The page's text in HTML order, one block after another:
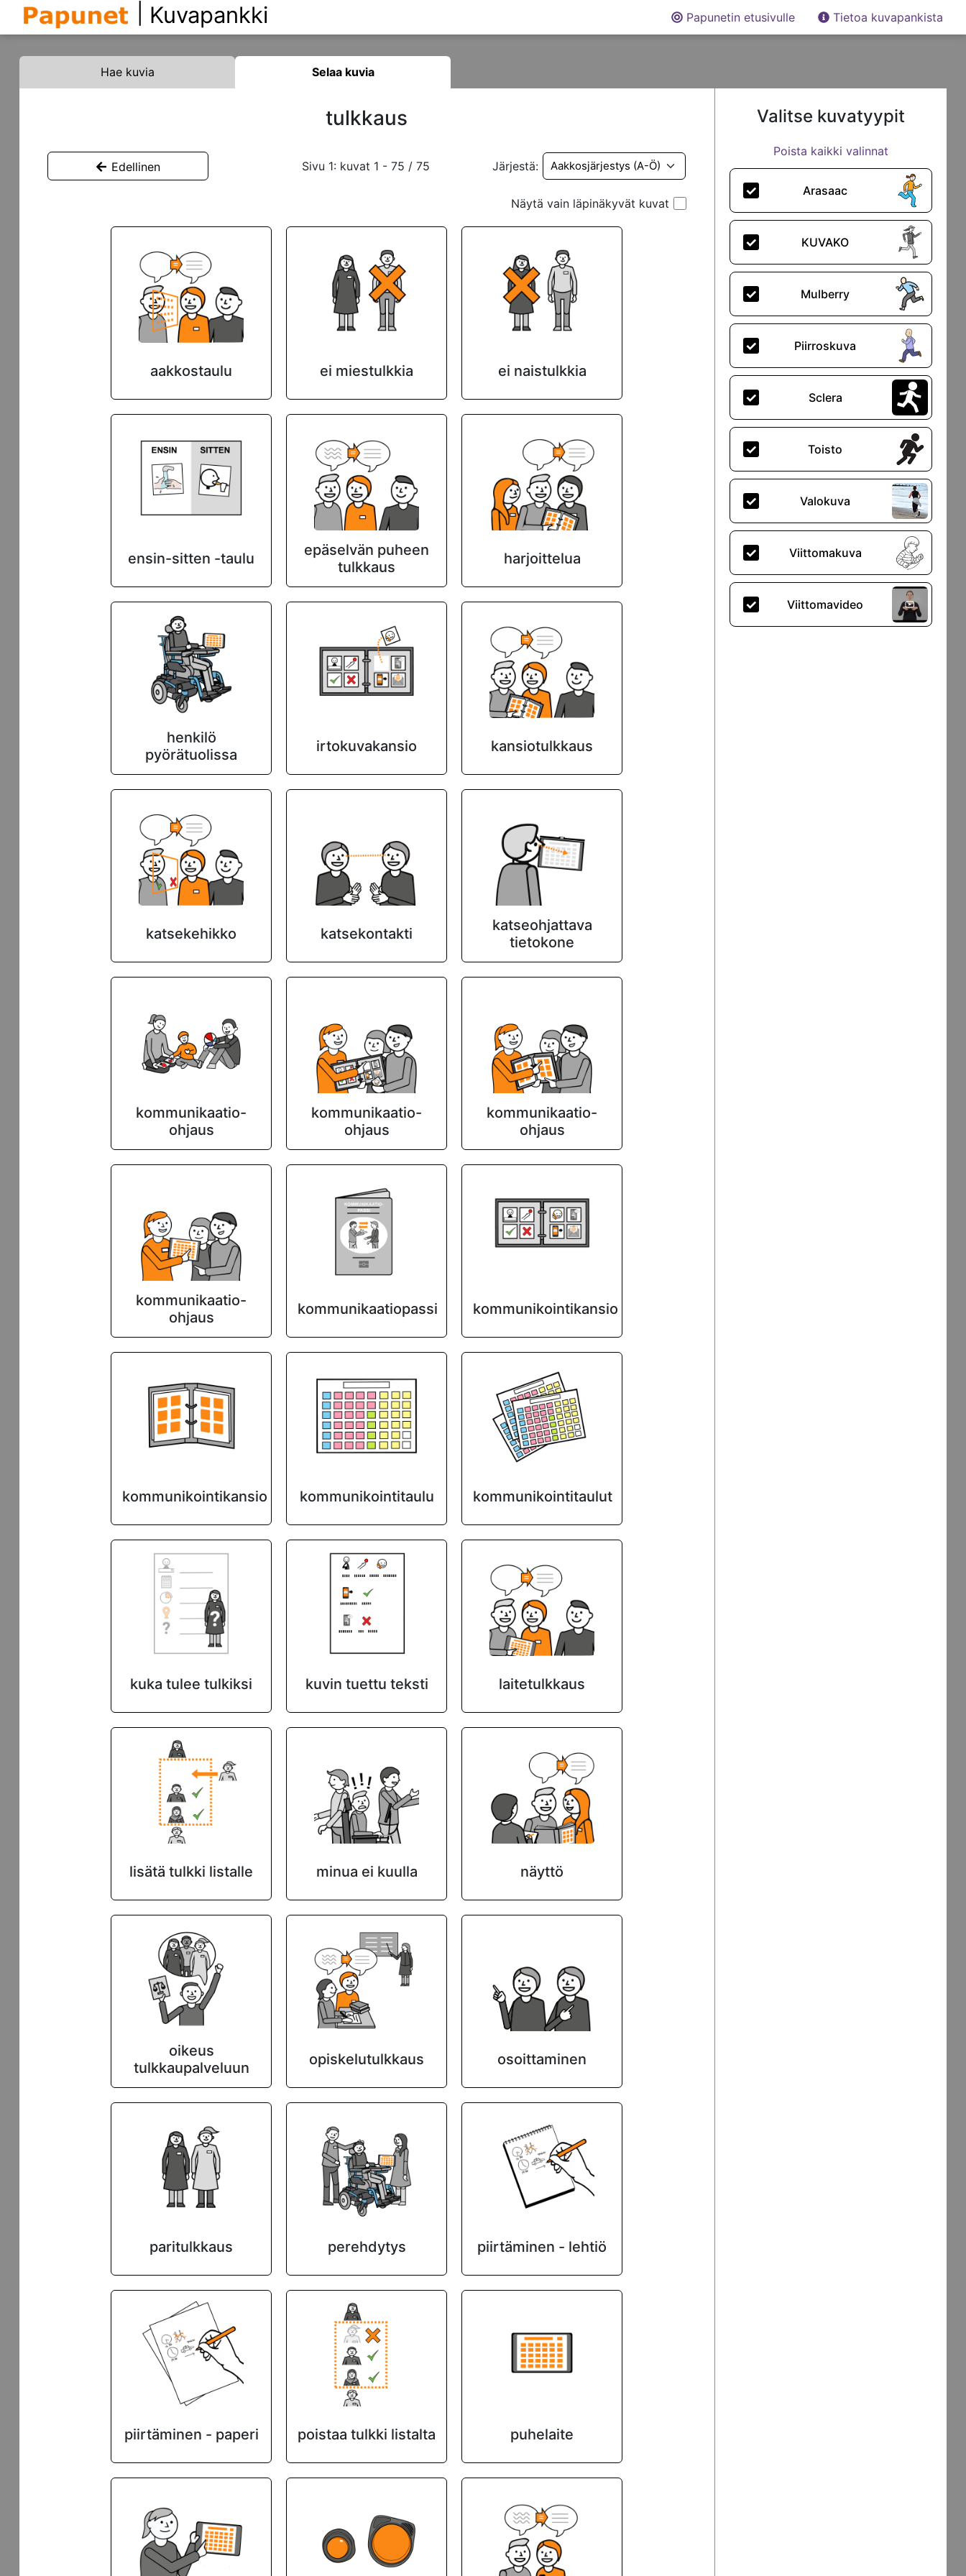
Kuvapankki Papunetin etusivulle Tietoa kuvapankista
Hae kuvia Selaa kuvia
tulkkaus
Edellinen Sivu 1: kuvat 1 -75 /75 Järjestä:
Näytä vain läpinäkyvät kuvat
aakkostaulu ei miestulkkia ei naistulkkia
ensin-sitten -taulu
epäselvän puheen
tulkkaus
harjoittelua
henkilö
pyörätuolissa
irtokuvakansio kansiotulkkaus
katsekehikko katsekontakti
katseohjattava
tietokone
kommunikaatio-
ohjaus
kommunikaatio-
ohjaus
kommunikaatio-
ohjaus
kommunikaatio-
ohjaus
kommunikaatiopassi kommunikointikansio
kommunikointikansio kommunikointitaulu kommunikointitaulut
kuka tulee tulkiksi kuvin tuettu teksti laitetulkkaus
lisätä tulkki listalle minua ei kuulla näyttö
oikeus
tulkkaupalveluun
opiskelutulkkaus osoittaminen
paritulkkaus perehdytys piirtäminen - lehtiö
piirtäminen - paperi poistaa tulkki listalta puhelaite
Valitse kuvatyypit
Poista kaikki valinnat
Arasaac
KUVAKO
Mulberry
Piirroskuva
Sclera
Toisto
Valokuva
Viittomakuva
Viittomavideo